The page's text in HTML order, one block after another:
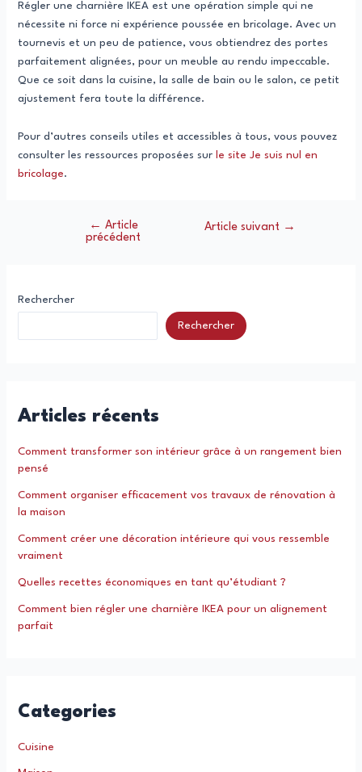
Régler une charnière IKEA est une opération simple qui ne
nécessite ni force ni expérience poussée en bricolage. Avec un
tournevis et un peu de patience, vous obtiendrez des portes
parfaitement alignées, pour un meuble au rendu impeccable.
Que ce soit dans la cuisine, la salle de bain ou le salon, ce petit
ajustement fera toute la différence.
Pour d’autres conseils utiles et accessibles à tous, vous pouvez
consulter les ressources proposées sur
le site Je suis nul en
bricolage.
Navigation
← Article
précédent
Article suivant →
Rechercher
Rechercher
Articles récents
Comment transformer son intérieur grâce à un rangement bien
pensé
Comment organiser efficacement vos travaux de rénovation à
la maison
Comment créer une décoration intérieure qui vous ressemble
vraiment
Quelles recettes économiques en tant qu’étudiant ?
Comment bien régler une charnière IKEA pour un alignement
parfait
Categories
Cuisine